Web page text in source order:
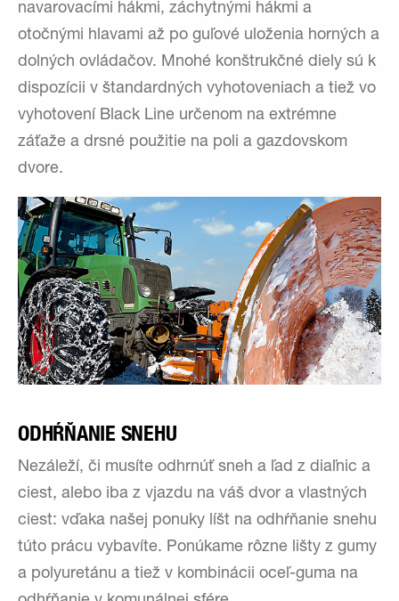
navarovacími hákmi, záchytnými hákmi a
otočnými hlavami až po guľové uloženia horných a
dolných ovládačov. Mnohé konštrukčné diely sú k
dispozícii v štandardných vyhotoveniach a tiež vo
vyhotovení Black Line určenom na extrémne
záťaže a drsné použitie na poli a gazdovskom
dvore.
ODHŔŇANIE SNEHU
Nezáleží, či musíte odhrnúť sneh a ľad z diaľnic a
ciest, alebo iba z vjazdu na váš dvor a vlastných
ciest: vďaka našej ponuky líšt na odhŕňanie snehu
túto prácu vybavíte. Ponúkame rôzne lišty z gumy
a polyuretánu a tiež v kombinácii oceľ-guma na